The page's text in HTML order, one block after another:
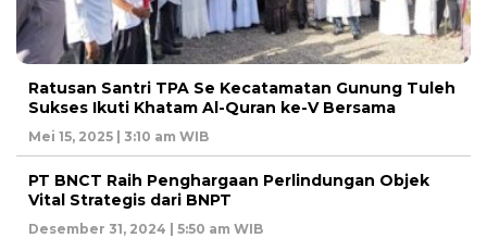
Ratusan Santri TPA Se Kecatamatan Gunung Tuleh
Sukses Ikuti Khatam Al-Quran ke-V Bersama
Mei 15, 2025 | 3:10 am WIB
PT BNCT Raih Penghargaan Perlindungan Objek
Vital Strategis dari BNPT
Desember 31, 2024 | 5:50 am WIB